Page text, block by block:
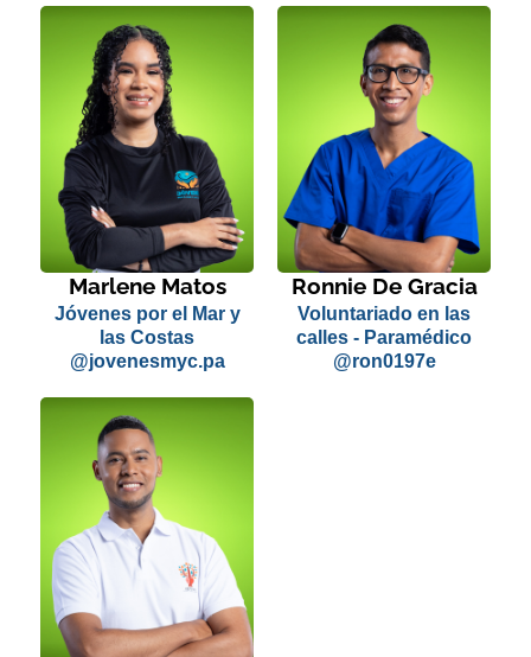
Marlene Matos
Jóvenes por el Mar y
las Costas
@jovenesmyc.pa
Ronnie De Gracia
Voluntariado en las
calles - Paramédico
@ron0197e